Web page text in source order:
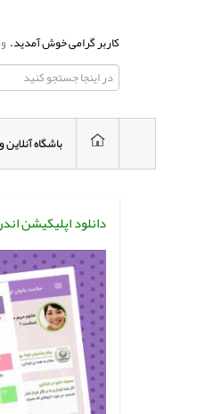
کاربر گرامی خوش آمدید.
باشگاه
دانلود اپلیکیشن